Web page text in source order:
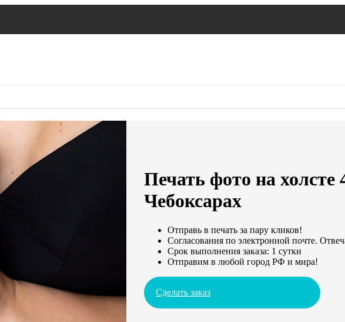
Печать фото на холсте
Чебоксарах
Отправь в печать за пару кликов!
Согласования по электронной почте.
Срок выполнения заказа: 1 сутки
Отправим в любой город РФ и мира!
Сделать заказ